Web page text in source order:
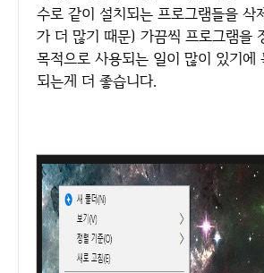
수로 같이 설치되는 프로그램들을 삭
가 더 많기 때문) 가끔씩 프로그램을
목적으로 사용되는 일이 많이 있기에
되는게 더 좋습니다.